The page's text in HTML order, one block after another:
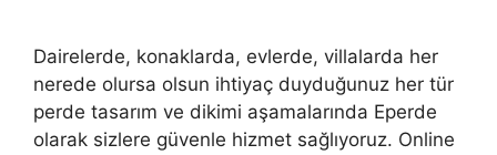
Dairelerde, konaklarda, evlerde, villalarda her
nerede olursa olsun ihtiyaç duyduğunuz her tür
perde tasarım ve dikimi aşamalarında Eperde
olarak sizlere güvenle hizmet sağlıyoruz. Online